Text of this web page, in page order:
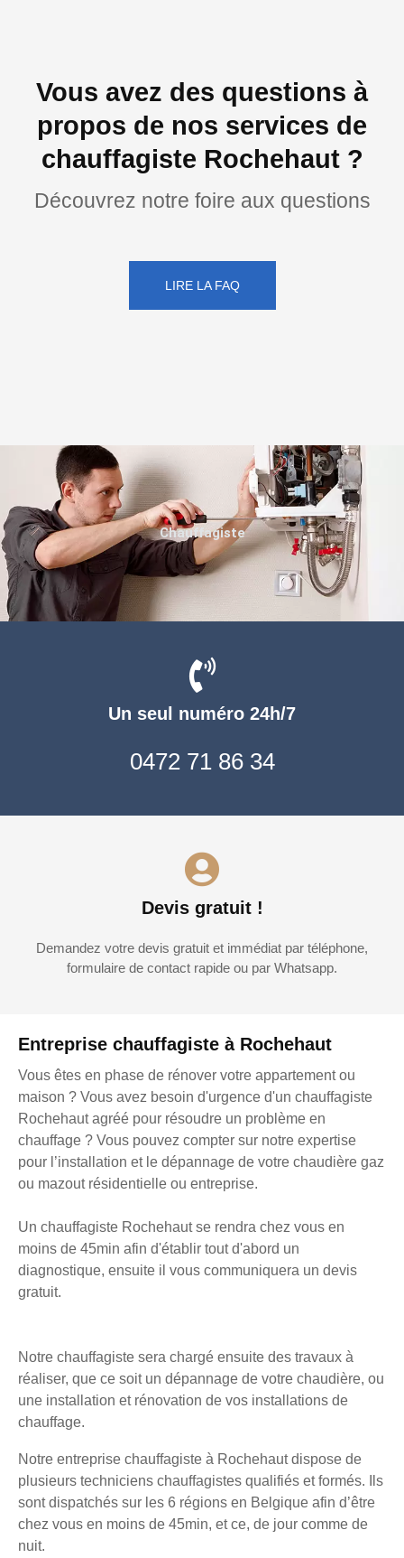
Vous avez des questions à
propos de nos services de
chauffagiste Rochehaut ?
Découvrez notre foire aux questions
LIRE LA FAQ
Entreprise chauffagiste à Rochehaut
Vous êtes en phase de rénover votre appartement ou
maison ? Vous avez besoin d'urgence d'un chauffagiste
Rochehaut agréé pour résoudre un problème en
chauffage ? Vous pouvez compter sur notre expertise
pour l’installation et le dépannage de votre chaudière gaz
ou mazout résidentielle ou entreprise.
Un chauffagiste Rochehaut se rendra chez vous en
moins de 45min afin d'établir tout d'abord un
diagnostique, ensuite il vous communiquera un devis
gratuit.
Notre chauffagiste sera chargé ensuite des travaux à
réaliser, que ce soit un dépannage de votre chaudière, ou
une installation et rénovation de vos installations de
chauffage.
Notre entreprise chauffagiste à Rochehaut dispose de
plusieurs techniciens chauffagistes qualifiés et formés. Ils
sont dispatchés sur les 6 régions en Belgique afin d’être
chez vous en moins de 45min, et ce, de jour comme de
nuit.
Un seul numéro 24h/7
0472 71 86 34
Devis gratuit !
Demandez votre devis gratuit et immédiat par téléphone,
formulaire de contact rapide ou par Whatsapp.
Chauffagiste